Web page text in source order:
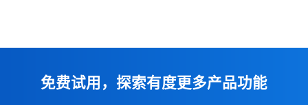
免费试用，探索有度更多产品功能